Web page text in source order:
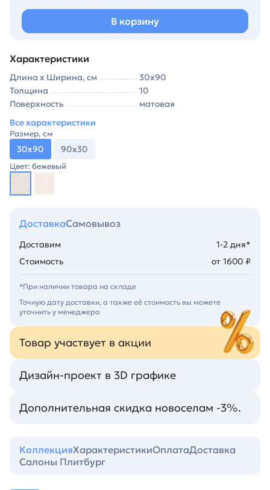
В корзину
Характеристики
Длина х Ширина, см
30х90
Толщина
10
Поверхность
матовая
Все характеристики
Размер, см
30х90 90х30
Цвет: бежевый
ДоставкаСамовывоз
Доставим
1-2 дня*
Стоимость
от 1600 ₽
*При наличии товара на складе
Точную дату доставки, а также её стоимость вы можете
уточнить у менеджера
Товар участвует в акции
Дизайн-проект в 3D графике
Дополнительная скидка новоселам -3%.
КоллекцияХарактеристикиОплатаДоставка
Салоны Плитбург